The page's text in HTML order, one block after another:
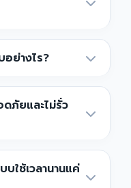
ย่างไร?
ภัยและไม่รั่ว
บใช้เวลานานแค่